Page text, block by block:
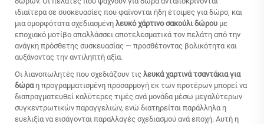
ιδιαίτερα σε συσκευασίες που φαίνονται ήδη έτοιμες για δώρο, και
μια ομορφότατα σχεδιασμένη λευκό χάρτινο σακούλι δώρου με
εποχιακό μοτίβο απαλλάσσει αποτελεσματικά τον πελάτη από την
ανάγκη πρόσθετης συσκευασίας — προσθέτοντας βολικότητα και
αυξάνοντας την αντιληπτή αξία.
Οι λιανοπωλητές που σχεδιάζουν τις λευκά χαρτινά τσαντάκια για
δώρα η προγραμματισμένη προσαρμογή εκ των προτέρων μπορεί να
διαπραγματευθεί καλύτερες τιμές ανά μονάδα μέσω μεγαλύτερων
συγκεντρωτικών παραγγελιών, ενώ διατηρείται παράλληλα η
ευελιξία να εισάγονται παραλλαγές σχεδιασμού ανά εποχή. Αυτή η